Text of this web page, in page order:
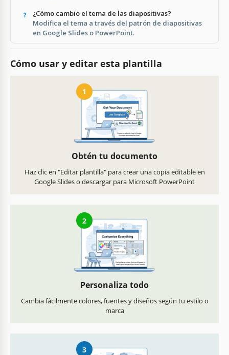
¿Cómo cambio el tema de las diapositivas?
Modifica el tema a través del patrón de diapositivas
en Google Slides o PowerPoint.
Cómo usar y editar esta plantilla
1
Obtén tu documento
Haz clic en "Editar plantilla" para crear una copia editable en
Google Slides o descargar para Microsoft PowerPoint
2
Personaliza todo
Cambia fácilmente colores, fuentes y diseños según tu estilo o
marca
3